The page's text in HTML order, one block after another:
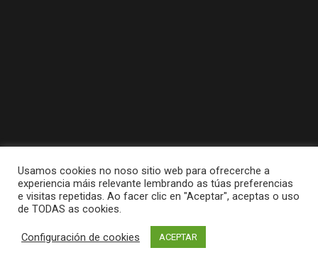
Pobra do Caramiñal
Usamos cookies no noso sitio web para ofrecerche a
experiencia máis relevante lembrando as túas preferencias
e visitas repetidas. Ao facer clic en "Aceptar", aceptas o uso
de TODAS as cookies.
Configuración de cookies ACEPTAR